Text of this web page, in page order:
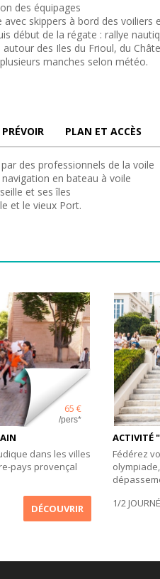
des équipages
avec skippers à bord des voiliers
début de la régate : rallye
des Iles du Frioul, du
manches selon météo.
PLAN ET ACCÈS
des professionnels de la voile
en bateau à voile
et ses îles
et le vieux Port.
65 €
/pers*
dans les villes
pays provençal
DÉCOUVRIR
ACTIVITÉ
Fédérez
1/2